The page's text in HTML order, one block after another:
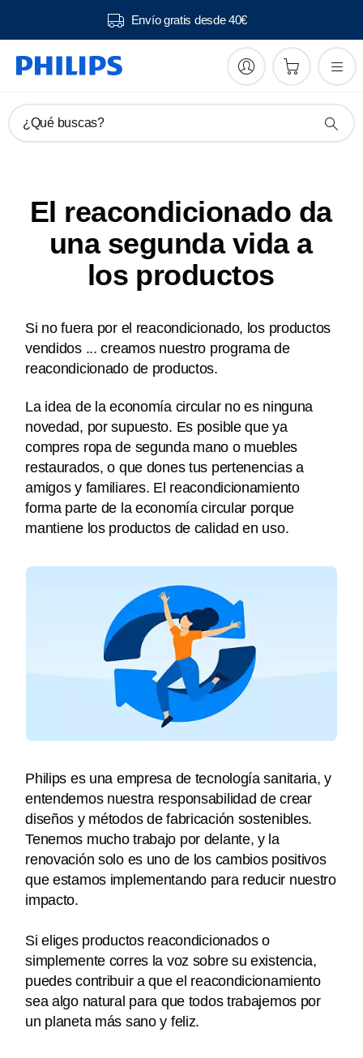
Envío gratis desde 40€
¿Qué buscas?
El reacondicionado da
una segunda vida a
los productos
Si no fuera por el reacondicionado, los productos
vendidos ... creamos nuestro programa de
reacondicionado de productos.
La idea de la economía circular no es ninguna
novedad, por supuesto. Es posible que ya
compres ropa de segunda mano o muebles
restaurados, o que dones tus pertenencias a
amigos y familiares. El reacondicionamiento
forma parte de la economía circular porque
mantiene los productos de calidad en uso.
Philips es una empresa de tecnología sanitaria, y
entendemos nuestra responsabilidad de crear
diseños y métodos de fabricación sostenibles.
Tenemos mucho trabajo por delante, y la
renovación solo es uno de los cambios positivos
que estamos implementando para reducir nuestro
impacto.
Si eliges productos reacondicionados o
simplemente corres la voz sobre su existencia,
puedes contribuir a que el reacondicionamiento
sea algo natural para que todos trabajemos por
un planeta más sano y feliz.